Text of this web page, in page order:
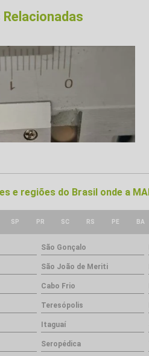
e regiões do Brasil onde a
SP PR SC RS PE BA
São Gonçalo
São João de Meriti
Cabo Frio
Teresópolis
Itaguaí
Seropédica